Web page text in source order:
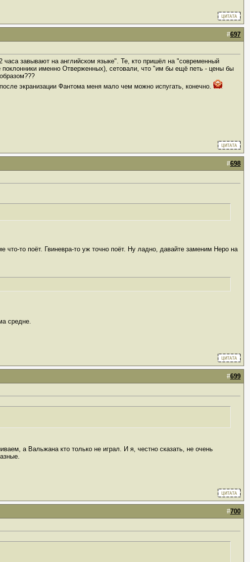
#697
завывают на английском языке". Те, кто пришёл на "современный
именно Отверженных), сетовали, что "им бы ещё петь - цены бы
экранизации Фантома меня мало чем можно испугать, конечно.
#698
то поёт. Гвиневра-то уж точно поёт. Ну ладно, давайте заменим Неро на
средне.
#699
а Вальжана кто только не играл. И я, честно сказать, не очень
#700